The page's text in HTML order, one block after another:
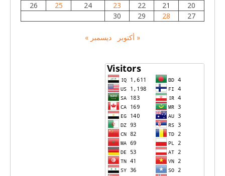
20
21
22
23
24
25
26
27
28
29
30
« أكتوبر ديسمبر »